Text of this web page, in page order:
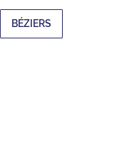
BÉZIERS